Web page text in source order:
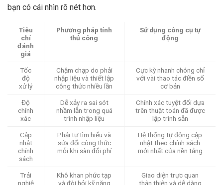
bạn có cái nhìn rõ nét hơn.
Tiêu
chí
đánh
giá
Phương pháp tính
thủ công
Sử dụng công cụ tự
động
Tốc
độ
xử lý
Chậm chạp do phải
nhập liệu và thiết lập
công thức nhiều lần
Cực kỳ nhanh chóng chỉ
với vài thao tác điền số
cơ bản
Độ
chính
xác
Dễ xảy ra sai sót
nhầm lẫn trong quá
trình nhập liệu
Chính xác tuyệt đối dựa
trên thuật toán đã được
lập trình sẵn
Cập
nhật
chính
sách
Phải tự tìm hiểu và
sửa đổi công thức
mỗi khi sàn đổi phí
Hệ thống tự động cập
nhật theo chính sách
mới nhất của nền tảng
Trải
nghiệ
Khô khan phức tạp
và đòi hỏi kỹ năng
Giao diện trực quan
thân thiện và dễ dàng